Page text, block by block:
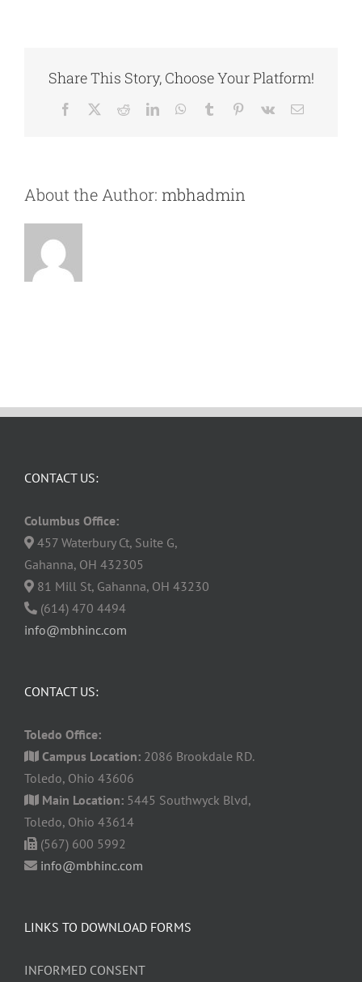
Share This Story, Choose Your Platform!
Facebook RedditLinkedInWhatsApp
Tumblr Pinterest
Vk Email
About the Author: mbhadmin
CONTACT US:
Columbus Office:
457 Waterbury Ct, Suite G,
Gahanna, OH 432305
81 Mill St, Gahanna, OH 43230
(614) 470 4494
info@mbhinc.com
CONTACT US:
Toledo Office:
Campus Location: 2086 Brookdale RD.
Toledo, Ohio 43606
Main Location: 5445 Southwyck Blvd,
Toledo, Ohio 43614
(567) 600 5992
info@mbhinc.com
LINKS TO DOWNLOAD FORMS
INFORMED CONSENT